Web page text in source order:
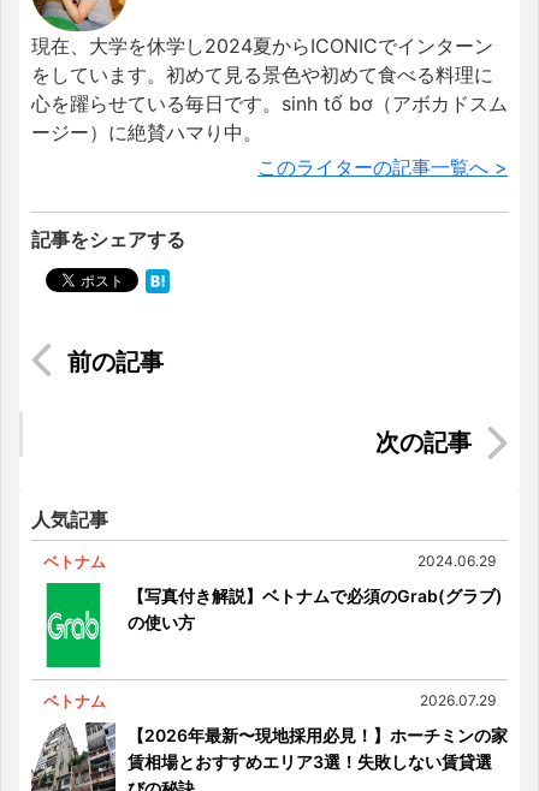
現在、大学を休学し2024夏からICONICでインターン
をしています。初めて見る景色や初めて食べる料理に
心を躍らせている毎日です。sinh tố bơ（アボカドスム
ージー）に絶賛ハマり中。
このライターの記事一覧へ >
記事をシェアする
ベトナムで日本の新紙幣は両替できる？ 現地在
【2025最新版】フーコック島を2泊3日で満喫！お
人気記事
ベトナム 2024.06.29
【写真付き解説】ベトナムで必須のGrab(グラブ)
の使い方
ベトナム 2026.07.29
【2026年最新〜現地採用必見！】ホーチミンの家
賃相場とおすすめエリア3選！失敗しない賃貸選